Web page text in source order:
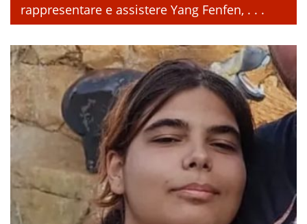
rappresentare e assistere Yang Fenfen, . . .